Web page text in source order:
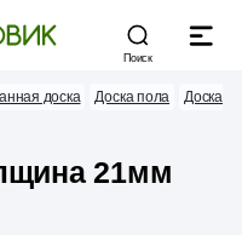
Поиск
доска Доска пола Доска
21мм